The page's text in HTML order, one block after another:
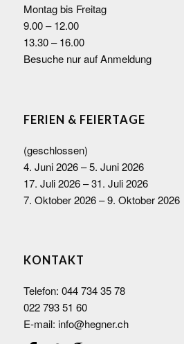
Montag bis Freitag
9.00 – 12.00
13.30 – 16.00
Besuche nur auf Anmeldung
FERIEN & FEIERTAGE
(geschlossen)
4. Juni 2026 – 5. Juni 2026
17. Juli 2026 – 31. Juli 2026
7. Oktober 2026 – 9. Oktober 2026
KONTAKT
Telefon: 044 734 35 78
022 793 51 60
E-mail: info@hegner.ch